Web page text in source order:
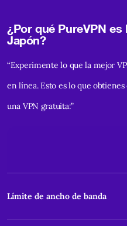
¿Por qué PureVPN
Japón?
“Experimente lo que la mejor
en línea. Esto es lo que
una VPN gratuita:”
Límite de ancho de banda